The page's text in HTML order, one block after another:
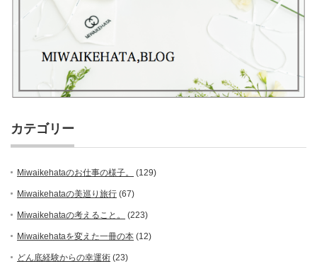
カテゴリー
Miwaikehataのお仕事の様子。 (129)
Miwaikehataの美巡り旅行 (67)
Miwaikehataの考えること。 (223)
Miwaikehataを変えた一冊の本 (12)
どん底経験からの幸運術 (23)